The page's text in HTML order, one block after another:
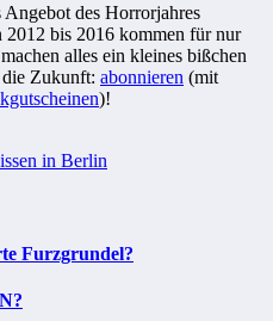
des Horrorjahres
2012 bis 2016 kommen für nur
alles ein kleines bißchen
Zukunft: abonnieren (mit
)!
in Berlin
Furzgrundel?